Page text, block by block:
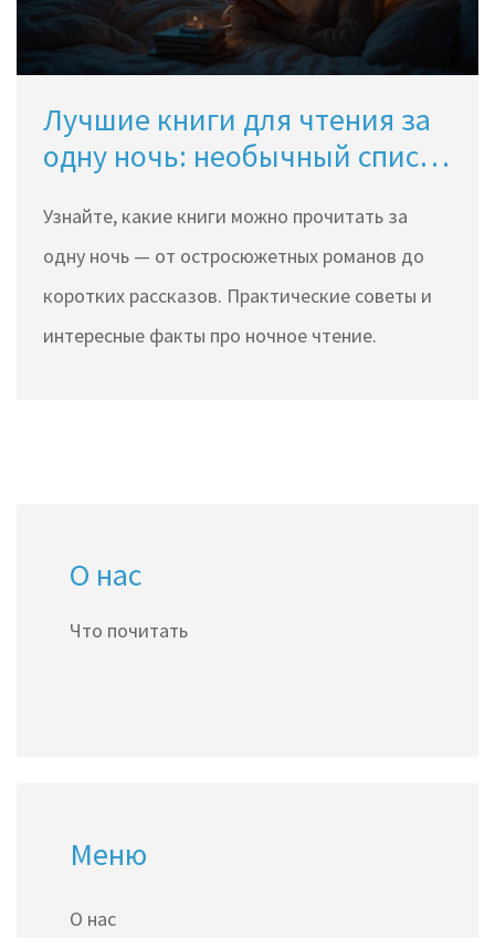
Лучшие книги для чтения за
одну ночь: необычный список
Узнайте, какие книги можно прочитать за
одну ночь — от остросюжетных романов до
коротких рассказов. Практические советы и
интересные факты про ночное чтение.
О нас
Что почитать
Меню
О нас